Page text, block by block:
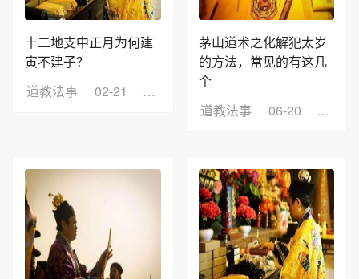
十二地支中正月为何建
寅不建子？
道教法事
02-21 浏览：4
茅山道术之化解犯太岁
的方法，常见的有这几
个
道教法事
06-20 浏览